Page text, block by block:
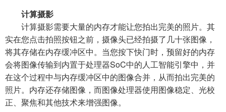
计算摄影
计算摄影需要大量的内存才能让您拍出完美的照片。其
实在您点击拍照按钮之前，摄像头已经拍摄了几十张图像，
将其存储在内存缓冲区中。当您按下快门时，预留好的内存
会将图像传输到内置于处理器SoC中的人工智能引擎中，并
在这个过程中与内存缓冲区中的图像合并，从而拍出完美的
照片。内存还存储图像，而图像处理器使用图像稳定、光校
正、聚焦和其他技术来增强图像。